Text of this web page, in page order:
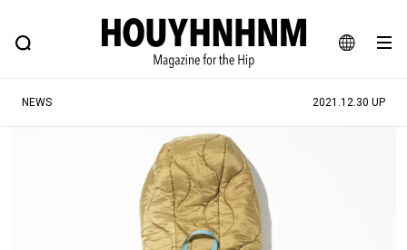
JA
EN
FEATURE BLOG SNAP
ヒップなファッション、カルチャー、ライフスタイルWEBマガジン
#SHOPPING ADDICT #憧れの逸品
#ESSENTIAL DESIGNS #古着サミット
NEWS 2021.12.30 UP